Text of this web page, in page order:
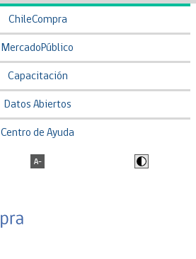
ChileCompra
MercadoPúblico
Capacitación
Datos Abiertos
Centro de Ayuda